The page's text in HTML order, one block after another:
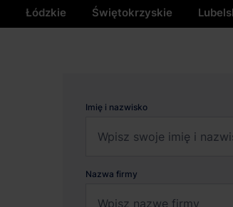
Łódzkie Świętokrzyskie
Imię i nazwisko
Nazwa firmy